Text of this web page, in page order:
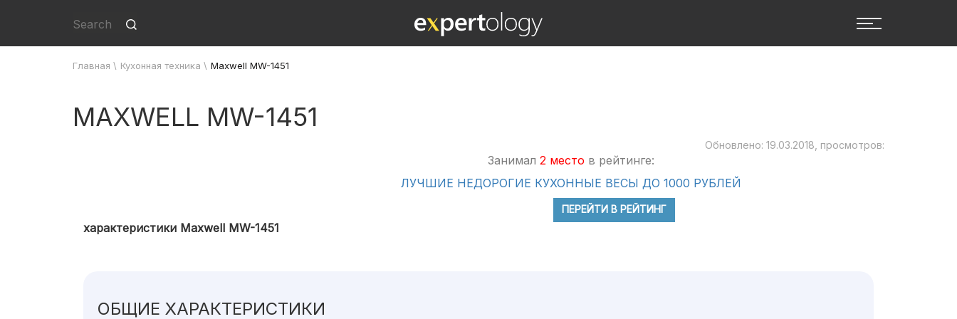
Главная \ Кухонная техника \ Maxwell MW-1451
MAXWELL MW-1451
Обновлено: 19.03.2018, просмотров:
Занимал 2 место в рейтинге:
ЛУЧШИЕ НЕДОРОГИЕ КУХОННЫЕ ВЕСЫ ДО 1000 РУБЛЕЙ
ПЕРЕЙТИ В РЕЙТИНГ
характеристики Maxwell MW-1451
ОБЩИЕ ХАРАКТЕРИСТИКИ